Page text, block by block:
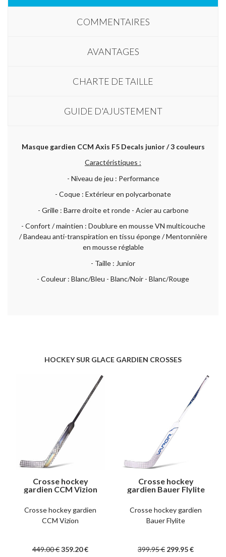
COMMENTAIRES
AVANTAGES
CHARTE DE TAILLE
GUIDE D'AJUSTEMENT
Masque gardien CCM Axis F5 Decals junior / 3 couleurs
Caractéristiques :
- Niveau de jeu : Performance
- Coque : Extérieur en polycarbonate
- Grille : Barre droite et ronde - Acier au carbone
- Confort / maintien : Doublure en mousse VN multicouche
/ Bandeau anti-transpiration en tissu éponge / Mentonnière
en mousse réglable
- Taille : Junior
- Couleur : Blanc/Bleu - Blanc/Noir - Blanc/Rouge
HOCKEY SUR GLACE GARDIEN CROSSES
Crosse hockey
gardien CCM Vizion
Crosse hockey gardien
CCM Vizion
449.00€359.20€
Crosse hockey
gardien Bauer Flylite
Crosse hockey gardien
Bauer Flylite
399.95€ 299.95€